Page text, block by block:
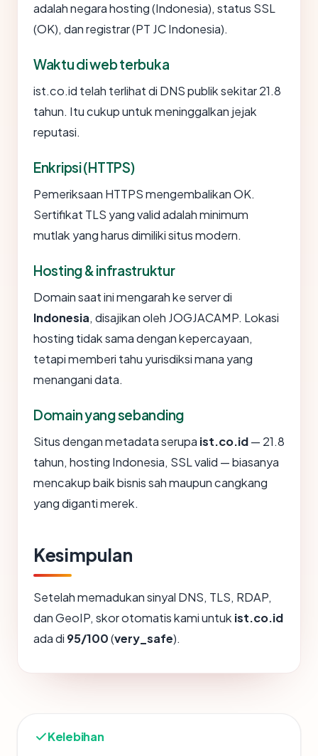
adalah negara hosting (Indonesia), status SSL
(OK), dan registrar (PT JC Indonesia).
Waktu di web terbuka
ist.co.id telah terlihat di DNS publik sekitar 21.8
tahun. Itu cukup untuk meninggalkan jejak
reputasi.
Enkripsi (HTTPS)
Pemeriksaan HTTPS mengembalikan OK.
Sertifikat TLS yang valid adalah minimum
mutlak yang harus dimiliki situs modern.
Hosting & infrastruktur
Domain saat ini mengarah ke server di
Indonesia, disajikan oleh JOGJACAMP. Lokasi
hosting tidak sama dengan kepercayaan,
tetapi memberi tahu yurisdiksi mana yang
menangani data.
Domain yang sebanding
Situs dengan metadata serupa ist.co.id— 21.8
tahun, hosting Indonesia, SSL valid — biasanya
mencakup baik bisnis sah maupun cangkang
yang diganti merek.
Kesimpulan
Setelah memadukan sinyal DNS, TLS, RDAP,
dan GeoIP, skor otomatis kami untuk ist.co.id
ada di 95/100(very_safe).
Kelebihan